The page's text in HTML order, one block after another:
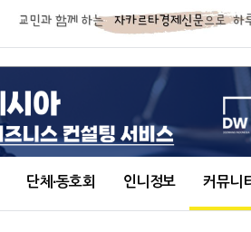
단체∙동호회 인니정보 커뮤니